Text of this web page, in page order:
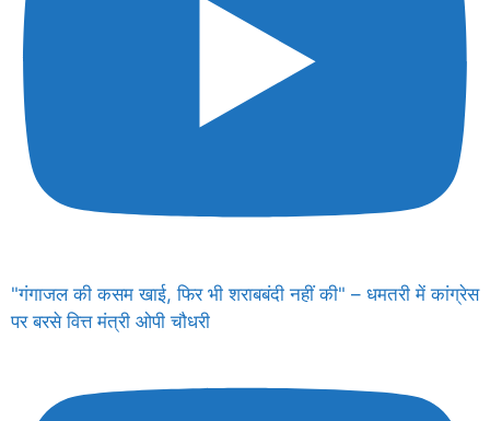
"गंगाजल की कसम खाई, फिर भी शराबबंदी नहीं की" – धमतरी में कांग्रेस
पर बरसे वित्त मंत्री ओपी चौधरी